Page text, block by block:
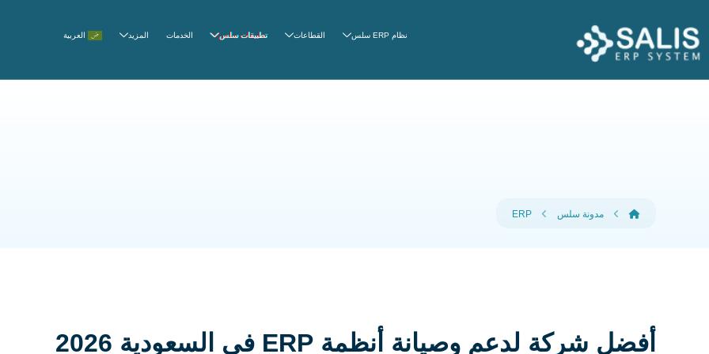
نظام ERP سلس القطاعات تطبيقات سلس الخدمات المزيد
العربية
مدونة سلس ERP
أفضل شركة لدعم وصيانة أنظمة ERP في السعودية 2026